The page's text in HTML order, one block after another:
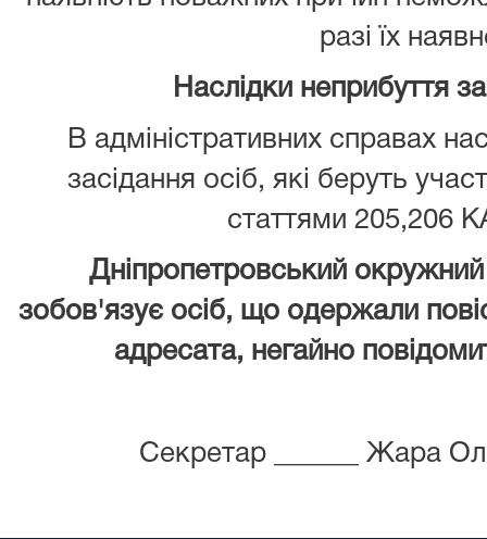
разі їх
Наслідки неприбуття
В адміністративних справах
засідання осіб, які беруть
статтями 205,206
Дніпропетровський окружний
зобов'язує осіб, що одержали
адресата, негайно
Секретар ______ Жара